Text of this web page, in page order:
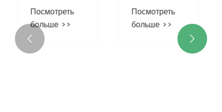
дверями
повышает
эффективность
хранения
Посмотреть
больше >>
Наведите
порядок в
Посмотреть
больше >>
 